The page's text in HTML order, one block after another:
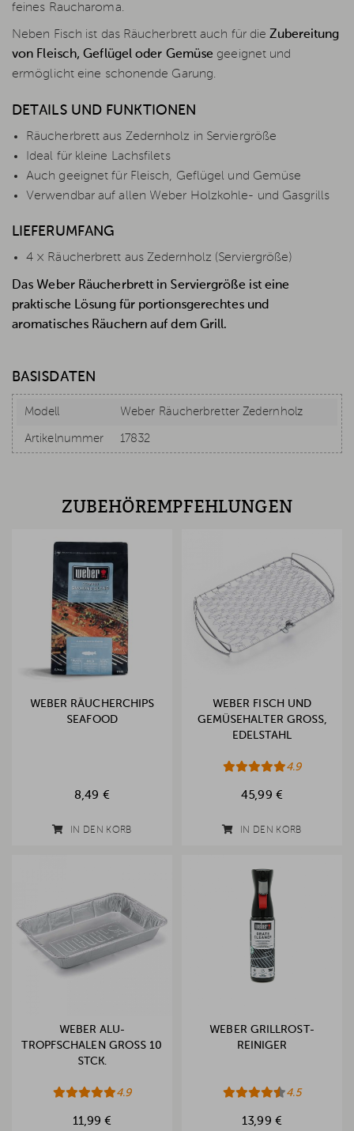
feines Raucharoma.
Neben Fisch ist das Räucherbrett auch für dieZubereitung
von Fleisch, Geflügel oder Gemüse geeignet und
ermöglicht eine schonende Garung.
DETAILS UND FUNKTIONEN
Räucherbrett aus Zedernholz in Serviergröße
Ideal für kleine Lachsfilets
Auch geeignet für Fleisch, Geflügel und Gemüse
Verwendbar auf allen Weber Holzkohle- und Gasgrills
LIEFERUMFANG
4 × Räucherbrett aus Zedernholz (Serviergröße)
Das Weber Räucherbrett in Serviergröße ist eine
praktische Lösung für portionsgerechtes und
aromatisches Räuchern auf dem Grill.
BASISDATEN
Modell Weber Räucherbretter Zedernholz
Artikelnummer 17832
ZUBEHÖREMPFEHLUNGEN
WEBER RÄUCHERCHIPS
SEAFOOD
8,49 €
IN DEN KORB
WEBER FISCH UND
GEMÜSEHALTER GROSS, E
DELSTAHL
4.9
45,99 €
IN DEN KORB
WEBER ALU-
TROPFSCHALEN GROSS 10 S
TCK.
4.9
11,99 €
WEBER GRILLROST-
REINIGER
4.5
13,99 €